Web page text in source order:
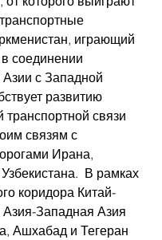
играющий
соединении
с Западной
развитию
транспортной связи
связям с
Ирана,
В рамках
коридора Китай-
Западная Азия
Ашхабад и Тегеран